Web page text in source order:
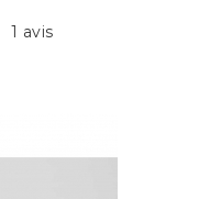
1 avis